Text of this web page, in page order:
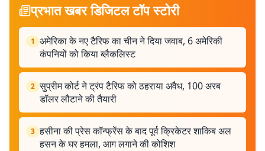
प्रभात खबर डिजिटल टॉप स्टोरी
1 अमेरिका के नए टैरिफ का चीन ने दिया जवाब, 6 अमेरिकी
कंपनियों को किया ब्लैकलिस्ट
2 सुप्रीम कोर्ट ने ट्रंप टैरिफ को ठहराया अवैध, 100 अरब
डॉलर लौटाने की तैयारी
3 हसीना की प्रेस कॉन्फ्रेंस के बाद पूर्व क्रिकेटर शाकिब अल
हसन के घर हमला, आग लगाने की कोशिश